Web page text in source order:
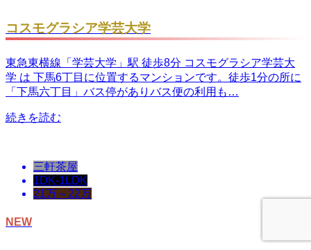
コスモグラシア学芸大学
東急東横線「学芸大学」駅 徒歩8分 コスモグラシア学芸大
学 は 下馬6丁目に位置するマンションです。徒歩1分の所に
「下馬六丁目」バス停がありバス便の利用も…
続きを読む
三軒茶屋
1DK-1LDK
21万～22万
NEW